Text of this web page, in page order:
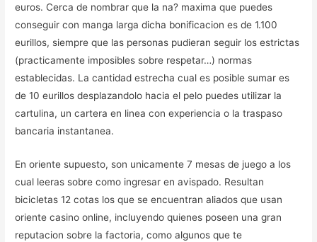
euros. Cerca de nombrar que la na? maxima que puedes
conseguir con manga larga dicha bonificacion es de 1.100
eurillos, siempre que las personas pudieran seguir los estrictas
(practicamente imposibles sobre respetar…) normas
establecidas. La cantidad estrecha cual es posible sumar es
de 10 eurillos desplazandolo hacia el pelo puedes utilizar la
cartulina, un cartera en linea con experiencia o la traspaso
bancaria instantanea.
En oriente supuesto, son unicamente 7 mesas de juego a los
cual leeras sobre como ingresar en avispado. Resultan
bicicletas 12 cotas los que se encuentran aliados que usan
oriente casino online, incluyendo quienes poseen una gran
reputacion sobre la factoria, como algunos que te